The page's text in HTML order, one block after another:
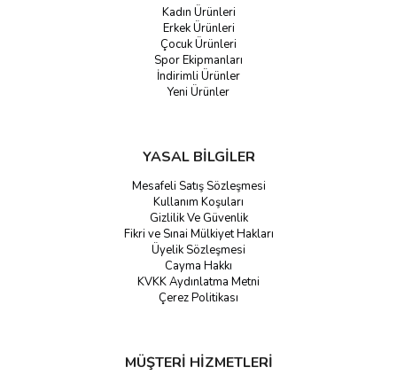
Kadın Ürünleri
Erkek Ürünleri
Çocuk Ürünleri
Spor Ekipmanları
İndirimli Ürünler
Yeni Ürünler
YASAL BİLGİLER
Mesafeli Satış Sözleşmesi
Kullanım Koşuları
Gizlilik Ve Güvenlik
Fikri ve Sınai Mülkiyet Hakları
Üyelik Sözleşmesi
Cayma Hakkı
KVKK Aydınlatma Metni
Çerez Politikası
MÜŞTERİ HİZMETLERİ